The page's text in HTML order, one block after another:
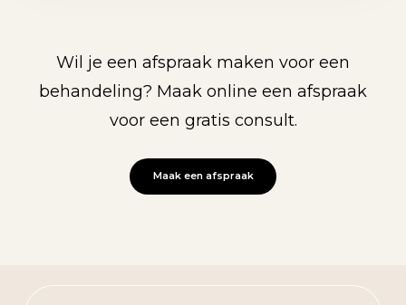
Wil je een afspraak maken voor een
behandeling? Maak online een afspraak
voor een gratis consult.
Maak een afspraak